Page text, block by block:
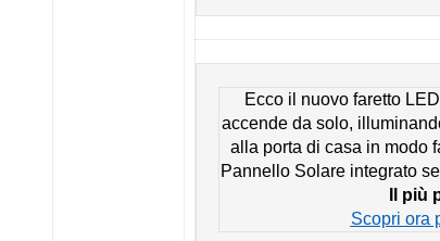
Ecco il nuovo faretto
accende da solo,
alla porta di casa in modo
Pannello Solare integrato
Il più
Scopri ora